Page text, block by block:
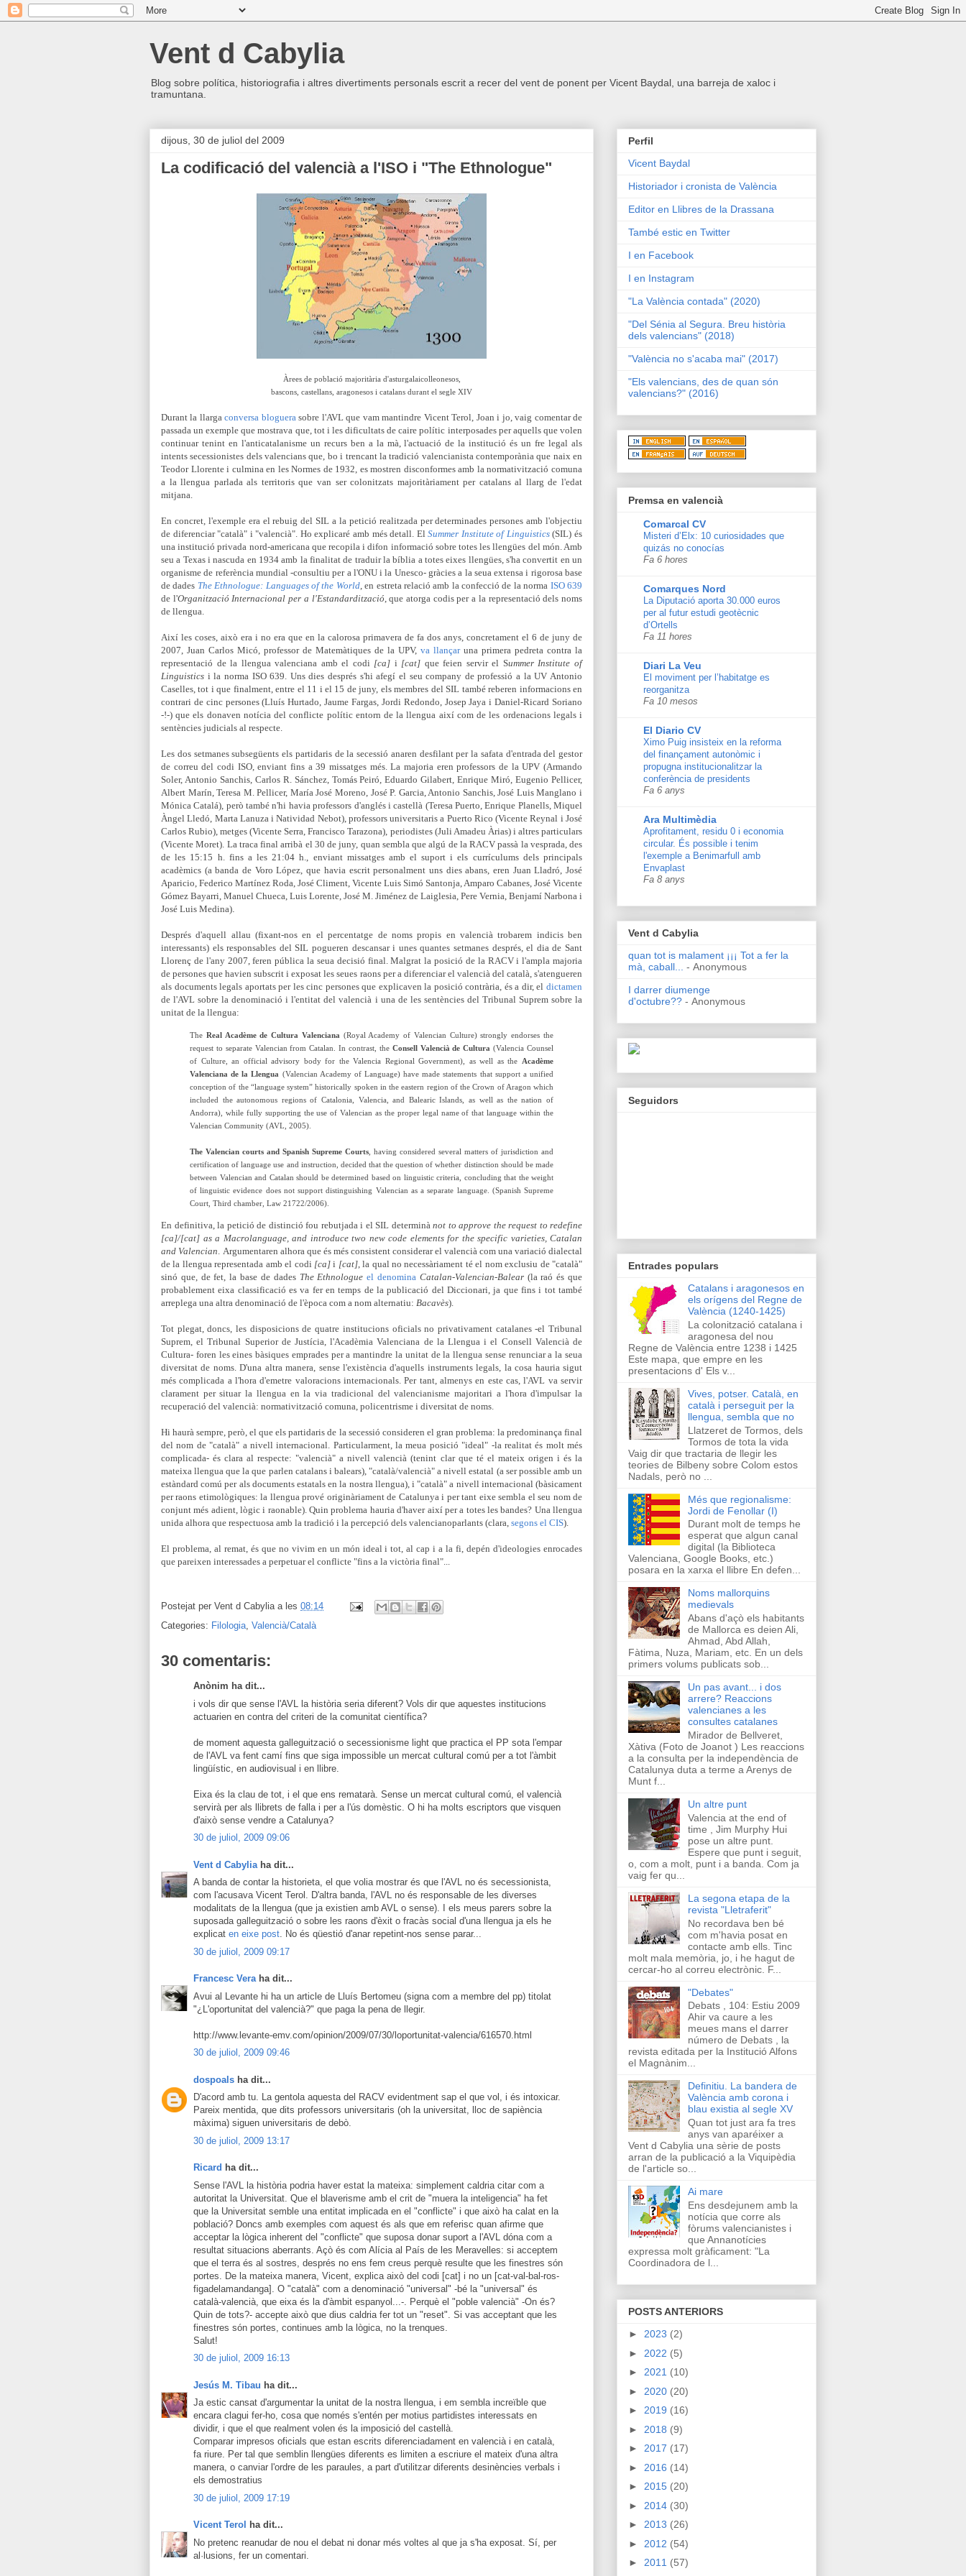
Vent d Cabylia
Blog sobre política, historiografia i altres divertiments personals escrit a recer del vent de ponent per Vicent Baydal, una barreja de xaloc i
tramuntana.
dijous, 30 de juliol del 2009
La codificació del valencià a l'ISO i "The Ethnologue"
Àrees de població majoritària d'asturgalaicolleonesos,
bascons, castellans, aragonesos i catalans durant el segle XIV
Durant la llargaconversa bloguera sobre l'AVLque vam mantindre Vicent Terol, Joan i jo, vaig comentar de
passada un exemple que mostrava que, tot i les dificultats de caire polític interposades per aquells que volen
continuar tenint en l'anticatalanisme un recurs ben a la mà, l'actuació de la institució és un fre legal als
intents secessionistes dels valencians que, bo i trencant la tradició valencianista contemporània que naix en
Teodor Llorente i culmina en les Normes de 1932, es mostren disconformes amb la normativització comuna
a la llengua parlada als territoris que van ser colonitzats majoritàriament per catalans al llarg de l'edat
mitjana.
En concret, l'exemple era el rebuig del SIL a la petició realitzada per determinades persones amb l'objectiu
de diferenciar "català" i "valencià". Ho explicaré amb més detall. El Summer Institute of Linguistics(SIL) és
una institució privada nord-americana que recopila i difon informació sobre totes les llengües del món. Amb
seu a Texas i nascuda en 1934 amb la finalitat de traduir la bíblia a totes eixes llengües, s'ha convertit en un
organisme de referència mundial -consultiu per a l'ONU i la Unesco- gràcies a la seua extensa i rigorosa base
de dades The Ethnologue: Languages of the World, en estreta relació amb la confecció de lanorma ISO 639
de l'Organització Internacional per a l'Estandardització, que atorga codis per a la representació dels noms
de llengua.
Així les coses, això era i no era que en la calorosa primavera de fa dos anys, concretament el 6 de juny de
2007, Juan Carlos Micó, professor de Matemàtiques de la UPV, va llançaruna primera pedreta contra la
representació de la llengua valenciana amb el codi [ca] i [cat] que feien servir el Summer Institute of
Linguistics i la norma ISO 639. Uns dies després s'hi afegí el seu company de professió a la UV Antonio
Caselles, tot i que finalment, entre el 11 i el 15 de juny, els membres del SIL també reberen informacions en
contrari de cinc persones (Lluís Hurtado, Jaume Fargas, Jordi Redondo, Josep Jaya i Daniel-Ricard Soriano
-!-) que els donaven notícia del conflicte polític entorn de la llengua així com de les ordenacions legals i
sentències judicials al respecte.
Les dos setmanes subsegüents els partidaris de la secessió anaren desfilant per la safata d'entrada del gestor
de correu del codi ISO, enviant fins a 39 missatges més. La majoria eren professors de la UPV (Armando
Soler, Antonio Sanchis, Carlos R. Sánchez, Tomás Peiró, Eduardo Gilabert, Enrique Miró, Eugenio Pellicer,
Albert Marín,Teresa M. Pellicer, María José Moreno, José P. Garcia, Antonio Sanchis, José Luis Manglano i
Mónica Catalá), però també n'hi havia professors d'anglés i castellà (Teresa Puerto, Enrique Planells, Miquel
Àngel Lledó, Marta Lanuza i Natividad Nebot),professors universitaris a Puerto Rico (Vicente Reynal iJosé
Carlos Rubio),metges(Vicente Serra,Francisco Tarazona), periodistes (Juli Amadeu Àrias) i altres particulars
(Vicente Moret). La traca final arribà el 30 de juny, quan sembla que algú de la RACV passà la vesprada, des
de les 15:15 h. fins a les 21:04 h., enviant missatges amb el suport i els currículums dels principals
acadèmics (a banda de Voro López, que havia escrit personalment uns dies abans, eren Juan Lladró, José
Aparicio, Federico Martínez Roda, José Climent, Vicente Luis Simó Santonja, Amparo Cabanes, José Vicente
Gómez Bayarri, Manuel Chueca, Luis Lorente, José M. Jiménez de Laiglesia, Pere Vernia, Benjamí Narbona i
José Luis Medina).
Després d'aquell allau (fixant-nos en el percentatge de noms propis en valencià trobarem indicis ben
interessants) els responsables del SIL pogueren descansar i unes quantes setmanes després, el dia de Sant
Llorenç de l'any 2007, feren pública la seua decisió final. Malgrat la posició de la RACV i l'ampla majoria
de persones que havien subscrit i exposat les seues raons per a diferenciar el valencià del català, s'atengueren
als documents legals aportats per les cinc persones que explicaven la posició contrària, és a dir, el dictamen
de l'AVL sobre la denominació i l'entitat del valencià i una de les sentències del Tribunal Suprem sobre la
unitat de la llengua:
The Real Acadème de Cultura Valenciana (Royal Academy of Valencian Culture) strongly endorses the
request to separate Valencian from Catalan. In contrast, the Consell Valencià de Cultura(Valencia Counsel
of Culture, an official advisory body for the Valencia Regional Government), as well as the Acadème
Valenciana de la Llengua (Valencian Academy of Language) have made statements that support a unified
conception of the “language system” historically spoken in the eastern region of the Crown of Aragon which
included the autonomous regions of Catalonia, Valencia, and Balearic Islands, as well as the nation of
Andorra), while fully supporting the use of Valencian as the proper legal name of that language within the
Valencian Community (AVL, 2005).
The Valencian courts and Spanish Supreme Courts , having considered several matters of jurisdiction and
certification of language use and instruction, decided that the question of whether distinction should be made
between Valencian and Catalan should be determined based on linguistic criteria, concluding that the weight
of linguistic evidence does not support distinguishing Valencian as a separate language. (Spanish Supreme
Court, Third chamber, Law 21722/2006).
En definitiva, la petició de distinció fou rebutjada i el SIL determinà not to approve the request to redefine
[ca]/[cat] as a Macrolanguage, and introduce two new code elements for the specific varieties, Catalan
and Valencian. Argumentaren alhora que és més consistent considerar el valencià com una variació dialectal
de la llengua representada amb el codi [ca]i [cat], la qual no necessàriament té el nom exclusiu de "català"
sinó que, de fet, la base de dades The Ethnologue el denomina Catalan-Valencian-Balear(la raó és que
probablement eixa classificació es va fer en temps de la publicació del Diccionari, ja que fins i tot també
arreplega una altra denominació de l'època com a nom alternatiu: Bacavès).
Tot plegat, doncs, les disposicions de quatre institucions oficials no privativament catalanes -el Tribunal
Suprem, el Tribunal Superior de Justícia, l'Acadèmia Valenciana de la Llengua i el Consell Valencià de
Cultura- foren les eines bàsiques emprades per a mantindre la unitat de la llengua sense renunciar a la seua
diversitat de noms. D'una altra manera, sense l'existència d'aquells instruments legals, la cosa hauria sigut
més complicada a l'hora d'emetre valoracions internacionals. Per tant, almenys en este cas, l'AVL va servir
clarament per situar la llengua en la via tradicional del valencianisme majoritari a l'hora d'impulsar la
recuperació del valencià: normativització comuna, policentrisme i diversitat de noms.
Hi haurà sempre, però, el que els partidaris de la secessió consideren el gran problema: la predominança final
del nom de "català" a nivell internacional. Particularment, la meua posició "ideal" -la realitat és molt més
complicada- és clara al respecte: "valencià" a nivell valencià (tenint clar que té el mateix origen i és la
mateixa llengua que la que parlen catalans i balears), "català/valencià" a nivell estatal (a ser possible amb un
estàndard comú per als documents estatals en la nostra llengua), i "català" a nivell internacional (bàsicament
per raons etimològiques: la llengua prové originàriament de Catalunya i per tant eixe sembla el seu nom de
conjunt més adient, lògic i raonable). Quin problema hauria d'haver així per a totes les bandes? Una llengua
unida alhora que respectuosa amb la tradició i la percepció dels valencianoparlants (clara, segons el CIS).
El problema, al remat, és que no vivim en un món ideal i tot, al cap i a la fi, depén d'ideologies enrocades
que pareixen interessades a perpetuar el conflicte "fins a la victòria final"...
Postejat per Vent d Cabylia a les 08:14
Categories: Filologia, Valencià/Català
30 comentaris:
Anònim ha dit...
i vols dir que sense l'AVL la història seria diferent? Vols dir que aquestes institucions
actuarien en contra del criteri de la comunitat científica?
de moment aquesta galleguització o secessionisme light que practica el PP sota l'empar
de l'AVL va fent camí fins que siga impossible un mercat cultural comú per a tot l'àmbit
lingüístic, en audiovisual i en llibre.
Eixa és la clau de tot, i el que ens rematarà. Sense un mercat cultural comú, el valencià
servirà per als llibrets de falla i per a l'ús domèstic. O hi ha molts escriptors que visquen
d'això sense vendre a Catalunya?
30 de juliol, 2009 09:06
Vent d Cabylia ha dit...
A banda de contar la historieta, el que volia mostrar és que l'AVL no és secessionista,
com l'acusava Vicent Terol. D'altra banda, l'AVL no és responsable de les diverses
modalitats de la llengua (que ja existien amb AVL o sense). I els meus parers sobre la
suposada galleguització o sobre les raons d'èxit o fracàs social d'una llengua ja els he
explicat en eixe post. No és qüestió d'anar repetint-nos sense parar...
30 de juliol, 2009 09:17
Francesc Veraha dit...
Avui al Levante hi ha un article de Lluís Bertomeu (signa com a membre del pp) titolat
"¿L'oportunitat del valencià?" que paga la pena de llegir.
http://www.levante-emv.com/opinion/2009/07/30/loportunitat-valencia/616570.html
30 de juliol, 2009 09:46
dospoals ha dit...
D'acord amb tu. La gentola aquesta del RACV evidentment sap el que vol, i és intoxicar.
Pareix mentida, que dits professors universitaris (oh la universitat, lloc de sapiència
màxima) siguen universitaris de debò.
30 de juliol, 2009 13:17
Ricard ha dit...
Sense l'AVL la història podria haver estat la mateixa: simplement caldria citar com a
autoritat la Universitat. Que el blaverisme amb el crit de "muera la inteligencia" ha fet
que la Universitat semble una entitat implicada en el "conflicte" i que això ha calat en la
població? Doncs amb exemples com aquest és als que em referisc quan afirme que
acceptar la lògica inherent del "conflicte" que suposa donar suport a l'AVL dóna com a
resultat situacions aberrants. Açò és com Alícia al País de les Meravelles: si acceptem
que el terra és al sostres, després no ens fem creus perquè resulte que les finestres són
portes. De la mateixa manera, Vicent, explica això del codi [cat] i no un [cat-val-bal-ros-
figadelamandanga]. O "català" com a denominació "universal" -bé la "universal" és
català-valencià, que eixa és la d'àmbit espanyol...-. Perquè el "poble valencià" -On és?
Quin de tots?- accepte això que dius caldria fer tot un "reset". Si vas acceptant que les
finestres són portes, continues amb la lògica, no la trenques.
Salut!
30 de juliol, 2009 16:13
Jesús M. Tibau ha dit...
Ja estic cansat d'argumentar la unitat de la nostra llengua, i em sembla increïble que
encara clagui fer-ho, cosa que només s'entén per motius partidistes interessats en
dividir, i que el que realment volen és la imposició del castellà.
Comparar impresos oficials que estan escrits diferenciadament en valencià i en català,
fa riure. Per tal que semblin llengües diferents es limiten a escriure el mateix d'una altra
manera, o canviar l'ordre de les paraules, a part d'utilitzar diferents desinències verbals i
els demostratius
30 de juliol, 2009 17:19
Vicent Terol
ha dit...
No pretenc reanudar de nou el debat ni donar més voltes al que ja s'ha exposat. Sí, per
al·lusions, fer un comentari.
Perfil
Vicent Baydal
Historiador i cronista de València
Editor en Llibres de la Drassana
També estic en Twitter
I en Facebook
I en Instagram
"La València contada" (2020)
"Del Sénia al Segura. Breu història
dels valencians" (2018)
"València no s'acaba mai" (2017)
"Els valencians, des de quan són
valencians?" (2016)
Premsa en valencià
Comarcal CV
Misteri d’Elx: 10 curiosidades que
quizás no conocías
Fa 6 hores
Comarques Nord
La Diputació aporta 30.000 euros
per al futur estudi geotècnic
d’Ortells
Fa 11 hores
Diari La Veu
El moviment per l’habitatge es
reorganitza
Fa 10 mesos
El Diario CV
Ximo Puig insisteix en la reforma
del finançament autonòmic i
propugna institucionalitzar la
conferència de presidents
Fa 6 anys
Ara Multimèdia
Aprofitament, residu 0 i economia
circular. És possible i tenim
l'exemple a Benimarfull amb
Envaplast
Fa 8 anys
Vent d Cabylia
quan tot is malament ¡¡¡ Tot a fer la
mà, caball...
- Anonymous
I darrer diumenge
d'octubre?? - Anonymous
Seguidors
Entrades populars
Catalans i aragonesos en
els orígens del Regne de
València (1240-1425)
La colonització catalana i
aragonesa del nou
Regne de València entre 1238 i 1425
Este mapa, que empre en les
presentacions d' Els v...
Vives, potser. Català, en
català i perseguit per la
llengua, sembla que no
Llatzeret de Tormos, dels
Tormos de tota la vida
Vaig dir que tractaria de llegir les
teories de Bilbeny sobre Colom estos
Nadals, però no ...
Més que regionalisme:
Jordi de Fenollar (I)
Durant molt de temps he
esperat que algun canal
digital (la Biblioteca
Valenciana, Google Books, etc.)
posara en la xarxa el llibre En defen...
Noms mallorquins
medievals
Abans d'açò els habitants
de Mallorca es deien Ali,
Ahmad, Abd Allah,
Fàtima, Nuza, Mariam, etc. En un dels
primers volums publicats sob...
Un pas avant... i dos
arrere? Reaccions
valencianes a les
consultes catalanes
Mirador de Bellveret,
Xàtiva (Foto de Joanot ) Les reaccions
a la consulta per la independència de
Catalunya duta a terme a Arenys de
Munt f...
Un altre punt
Valencia at the end of
time , Jim Murphy Hui
pose un altre punt.
Espere que punt i seguit,
o, com a molt, punt i a banda. Com ja
vaig fer qu...
La segona etapa de la
revista "Lletraferit"
No recordava ben bé
com m'havia posat en
contacte amb ells. Tinc
molt mala memòria, jo, i he hagut de
cercar-ho al correu electrònic. F...
"Debates"
Debats , 104: Estiu 2009
Ahir va caure a les
meues mans el darrer
número de Debats , la
revista editada per la Institució Alfons
el Magnànim...
Definitiu. La bandera de
València amb corona i
blau existia al segle XV
Quan tot just ara fa tres
anys van aparéixer a
Vent d Cabylia una sèrie de posts
arran de la publicació a la Viquipèdia
de l'article so...
Ai mare
Ens desdejunem amb la
notícia que corre als
fòrums valencianistes i
que Annanotícies
expressa molt gràficament: "La
Coordinadora de l...
POSTS ANTERIORS
► 2023 (2)
► 2022 (5)
► 2021 (10)
► 2020 (20)
► 2019 (16)
► 2018 (9)
► 2017 (17)
► 2016 (14)
► 2015 (20)
► 2014 (30)
► 2013 (26)
► 2012 (54)
► 2011 (57)